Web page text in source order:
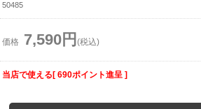
50485
価格 7,590円 (税込)
当店で使える[ 690ポイント進呈 ]